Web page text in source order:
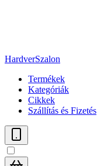
HardverSzalon
Termékek
Kategóriák
Cikkek
Szállítás és Fizetés